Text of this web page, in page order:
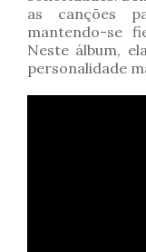
as canções
mantendo-se
Neste álbum,
personalidade